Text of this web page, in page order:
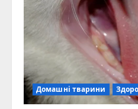
Домашні тварини